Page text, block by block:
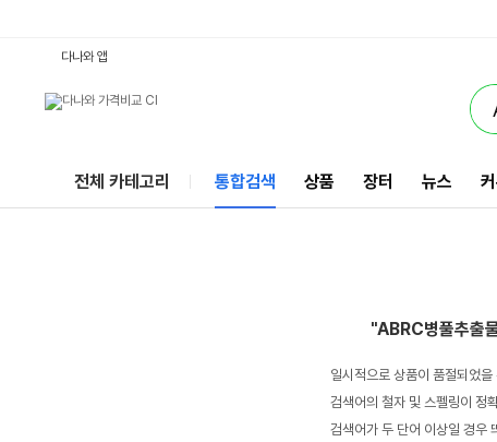
다나와 앱
전체 카테고리 통합검색 상품 장터 뉴스
"ABRC병풀추출
일시적으로 상품이 품절되었을
검색어의 철자 및 스펠링이 정
검색어가 두 단어 이상일 경우